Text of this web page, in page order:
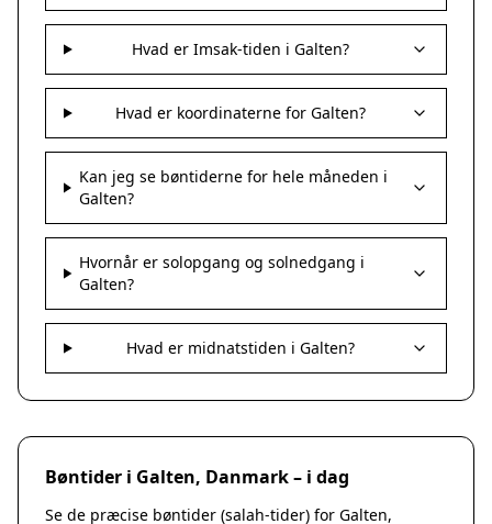
Hvad er Imsak-tiden i Galten?
Hvad er koordinaterne for Galten?
Kan jeg se bøntiderne for hele måneden i
Galten?
Hvornår er solopgang og solnedgang i
Galten?
Hvad er midnatstiden i Galten?
Bøntider i Galten, Danmark – i dag
Se de præcise bøntider (salah-tider) for Galten,